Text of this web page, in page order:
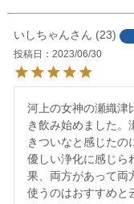
いしちゃん 23
投稿日
2023/06/30
河上の女神の瀬織津
き飲み始めました。
きついなと感じたの
優しい浄化に感じら
果、両方があって両
使うのはおすすめと